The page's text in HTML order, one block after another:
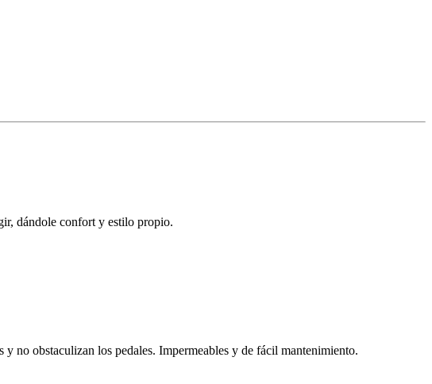
dándole confort y estilo propio.
no obstaculizan los pedales. Impermeables y de fácil mantenimiento.